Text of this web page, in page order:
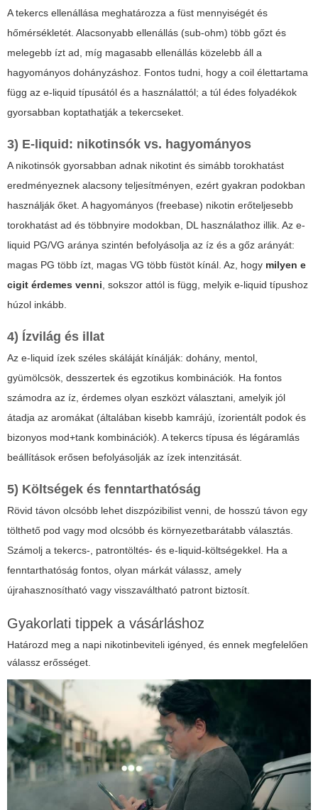
A tekercs ellenállása meghatározza a füst mennyiségét és
hőmérsékletét. Alacsonyabb ellenállás (sub-ohm) több gőzt és
melegebb ízt ad, míg magasabb ellenállás közelebb áll a
hagyományos dohányzáshoz. Fontos tudni, hogy a coil élettartama
függ az e-liquid típusától és a használattól; a túl édes folyadékok
gyorsabban koptathatják a tekercseket.
3) E-liquid: nikotinsók vs. hagyományos
A nikotinsók gyorsabban adnak nikotint és simább torokhatást
eredményeznek alacsony teljesítményen, ezért gyakran podokban
használják őket. A hagyományos (freebase) nikotin erőteljesebb
torokhatást ad és többnyire modokban, DL használathoz illik. Az e-
liquid PG/VG aránya szintén befolyásolja az íz és a gőz arányát:
magas PG több ízt, magas VG több füstöt kínál. Az, hogy milyen e
cigit érdemes venni, sokszor attól is függ, melyik e-liquid típushoz
húzol inkább.
4) Ízvilág és illat
Az e-liquid ízek széles skáláját kínálják: dohány, mentol,
gyümölcsök, desszertek és egzotikus kombinációk. Ha fontos
számodra az íz, érdemes olyan eszközt választani, amelyik jól
átadja az aromákat (általában kisebb kamrájú, ízorientált podok és
bizonyos mod+tank kombinációk). A tekercs típusa és légáramlás
beállítások erősen befolyásolják az ízek intenzitását.
5) Költségek és fenntarthatóság
Rövid távon olcsóbb lehet diszpózibilist venni, de hosszú távon egy
tölthető pod vagy mod olcsóbb és környezetbarátabb választás.
Számolj a tekercs-, patrontöltés- és e-liquid-költségekkel. Ha a
fenntarthatóság fontos, olyan márkát válassz, amely
újrahasznosítható vagy visszaváltható patront biztosít.
Gyakorlati tippek a vásárláshoz
Határozd meg a napi nikotinbeviteli igényed, és ennek megfelelően
válassz erősséget.